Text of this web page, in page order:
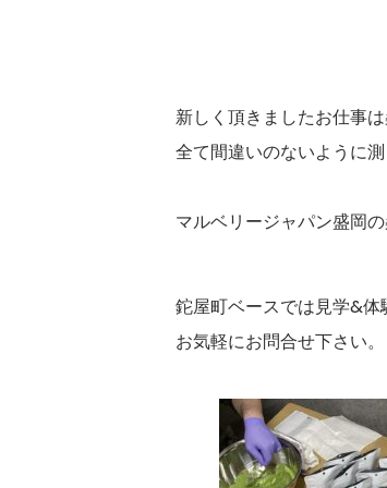
新しく頂きましたお仕事
全て間違いのないように
マルベリージャパン盛岡
鉈屋町ベースでは見学&体
お気軽にお問合せ下さい。